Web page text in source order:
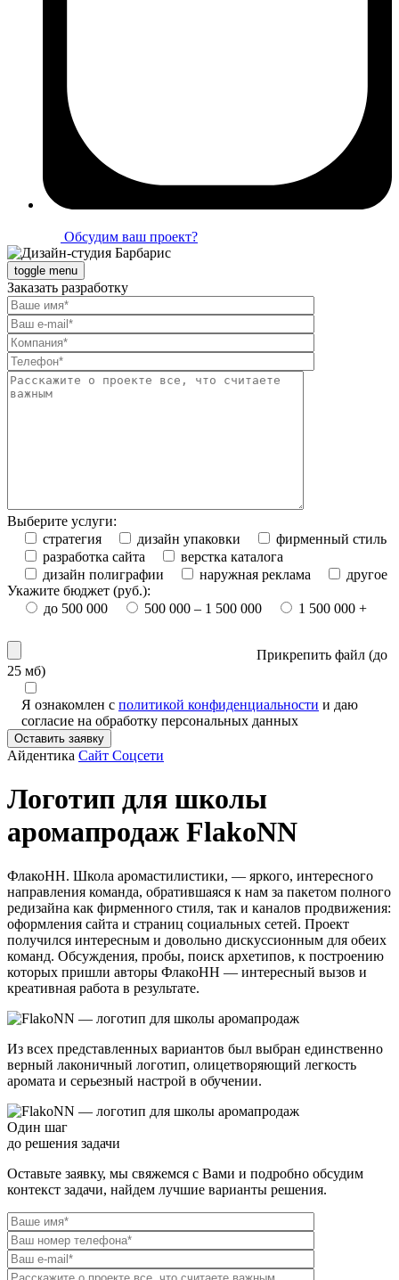
Обсудим ваш проект?
toggle menu
Заказать разработку
Выберите услуги:
стратегия
дизайн упаковки
фирменный стиль
разработка сайта
верстка каталога
дизайн полиграфии
наружная реклама
другое
Укажите бюджет (руб.):
до 500 000
500 000 – 1 500 000 1 500 000 +
Прикрепить файл (до
25 мб)
Я ознакомлен с политикой конфиденциальности и даю
согласие на обработку персональных данных
Оставить заявку
Айдентика Сайт Соцсети
Логотип для школы
аромапродаж FlakoNN
ФлакоНН. Школа аромастилистики, — яркого, интересного
направления команда, обратившаяся к нам за пакетом полного
редизайна как фирменного стиля, так и каналов продвижения:
оформления сайта и страниц социальных сетей. Проект
получился интересным и довольно дискуссионным для обеих
команд. Обсуждения, пробы, поиск архетипов, к построению
которых пришли авторы ФлакоНН — интересный вызов и
креативная работа в результате.
Из всех представленных вариантов был выбран единственно
верный лаконичный логотип, олицетворяющий легкость
аромата и серьезный настрой в обучении.
Один шаг
до решения задачи
Оставьте заявку, мы свяжемся с Вами и подробно обсудим
контекст задачи, найдем лучшие варианты решения.